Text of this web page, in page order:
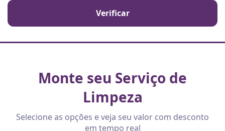
Verificar
Monte seu Serviço de
Limpeza
Selecione as opções e veja seu valor com desconto
em tempo real